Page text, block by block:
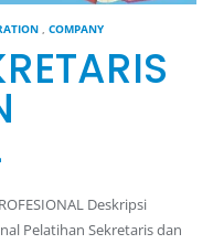
,COMPANY
Deskripsi
Pelatihan Sekretaris dan